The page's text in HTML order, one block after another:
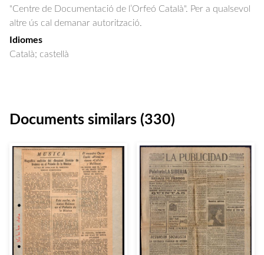
"Centre de Documentació de l’Orfeó Català". Per a qualsevol
altre ús cal demanar autorització.
Idiomes
Català; castellà
Documents similars (330)